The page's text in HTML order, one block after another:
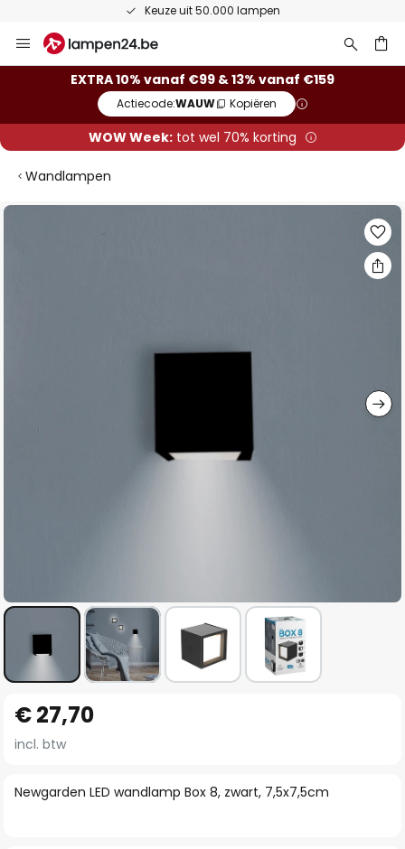
Keuze uit 50.000 lampen
naar
EXTRA 10% vanaf €99 & 13% vanaf €159
Actiecode:WAUW Kopiëren
WOW Week:tot wel 70% korting
Wandlampen
Ga
naar
het
van
Newgarden LED wandlamp Box 8, zwart, 7,5x7,5cm
€ 27,70
incl. btw